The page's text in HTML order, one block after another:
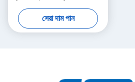
উচ্চ-ঘনত্বের সংযোগ
সেরা দাম পান